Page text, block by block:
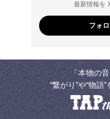
最新情報を
フォ
「本物の
“繋がり”や“物語